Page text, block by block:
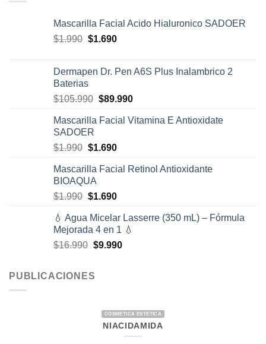
Mascarilla Facial Acido Hialuronico SADOER
$1.990 El
era:
$1.990.
$1.690El
es:
Dermapen Dr. Pen A6S Plus Inalambrico 2
Baterias
$105.990 El
original
$105.990.
$89.990El
actual
Mascarilla Facial Vitamina E Antioxidate
SADOER
$1.990 El
original
era:
$1.990.
$1.690El
actual
$1.690.
Mascarilla Facial Retinol Antioxidante
BIOAQUA
$1.990 El
original
era:
$1.990.
$1.690El
actual
es:
$1.690.
💧 Agua Micelar Lasserre (350 mL) – Fórmula
Mejorada 4 en 1 💧
$16.990 El
era:
$9.990El
PUBLICACIONES
COSMETICA ESTETICA
NIACIDAMIDA